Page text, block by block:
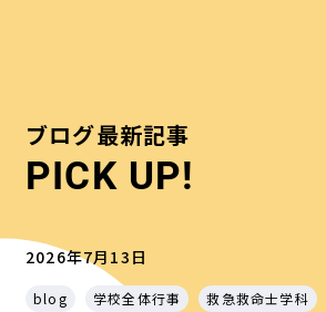
ブログ最新記事
PICK UP!
2026年7月13日
blog 学校全体行事 救急救命士学科